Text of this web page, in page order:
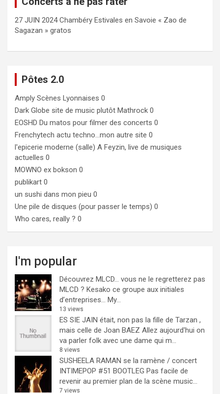
27 JUIN 2024 Chambéry Estivales en Savoie « Zao de
Sagazan » gratos
Pôtes 2.0
Amply Scènes Lyonnaises 0
Dark Globe site de music plutôt Mathrock 0
EOSHD Du matos pour filmer des concerts 0
Frenchytech actu techno…mon autre site 0
l'epicerie moderne (salle) A Feyzin, live de musiques
actuelles 0
MOWNO ex bokson 0
publikart 0
un sushi dans mon pieu 0
Une pile de disques (pour passer le temps) 0
Who cares, really ? 0
I'm popular
Découvrez MLCD… vous ne le regretterez pas
MLCD ? Kesako ce groupe aux initiales
d’entreprises… My...
13 views
ES SIE JAIN était, non pas la fille de Tarzan ,
mais celle de Joan BAEZ Allez aujourd'hui on
va parler folk avec une dame qui m...
8 views
SUSHEELA RAMAN se la ramène / concert
INTIMEPOP #51 BOOTLEG Pas facile de
revenir au premier plan de la scène music...
7 views